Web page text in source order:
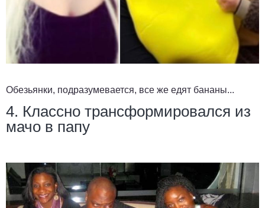
Обезьянки, подразумевается, все же едят бананы...
4. Классно трансформировался из
мачо в папу